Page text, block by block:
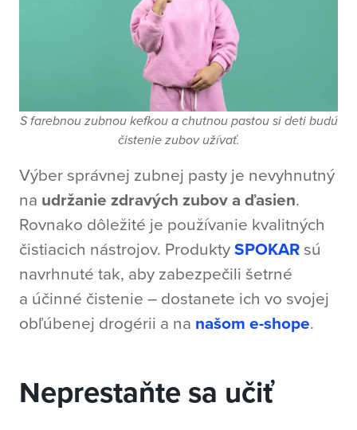
S farebnou zubnou kefkou a chutnou pastou si deti budú
čistenie zubov užívať.
Výber správnej zubnej pasty je nevyhnutný
na udržanie zdravých zubov a ďasien.
Rovnako dôležité je používanie kvalitných
čistiacich nástrojov. ProduktySPOKAR sú
navrhnuté tak, aby zabezpečili šetrné
a účinné čistenie – dostanete ich vo svojej
obľúbenej drogérii a na našom e-shope.
Neprestaňte sa učiť